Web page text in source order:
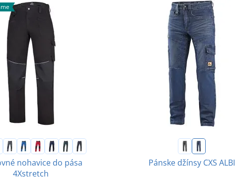
nohavice do pása
4Xstretch
Pánske džínsy CXS ALBI